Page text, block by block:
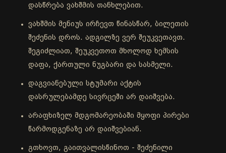
დასწრება ვახშმის თანხლებით.
ვახშმის მენიუს ირჩევთ წინასწარ, ბილეთის
შეძენის დროს. ადგილზე ვერ შეუკვეთავთ.
შეგიძლიათ, შეუკვეთოთ მხოლოდ ხემსის
დაფა, ქართული ნუგბარი და სასმელი.
დაგვიანებული სტუმარი აქტის
დასრულებამდე სივრცეში არ დაიშვება.
არაფხიზელ მდგომარეობაში მყოფი პირები
წარმოდგენაზე არ დაიშვებიან.
გთხოვთ, გაითვალისწინოთ - შეძენილი